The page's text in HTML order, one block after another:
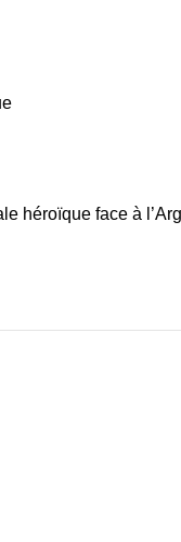
héroïque face à